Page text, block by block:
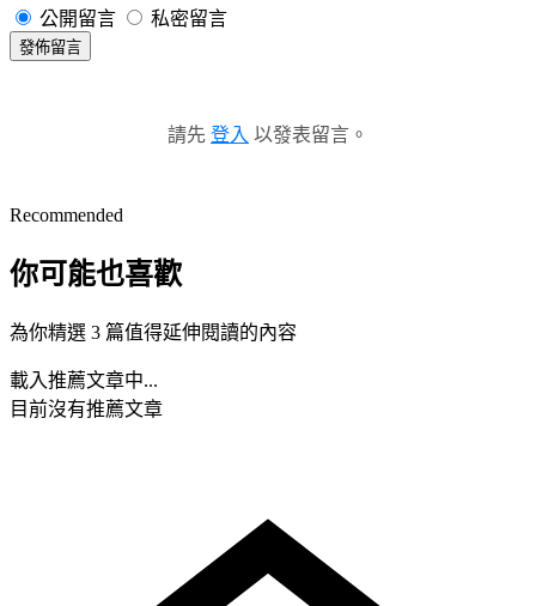
公開留言 私密留言
發佈留言
請先 登入 以發表留言。
Recommended
你可能也喜歡
為你精選 3 篇值得延伸閱讀的內容
載入推薦文章中...
目前沒有推薦文章